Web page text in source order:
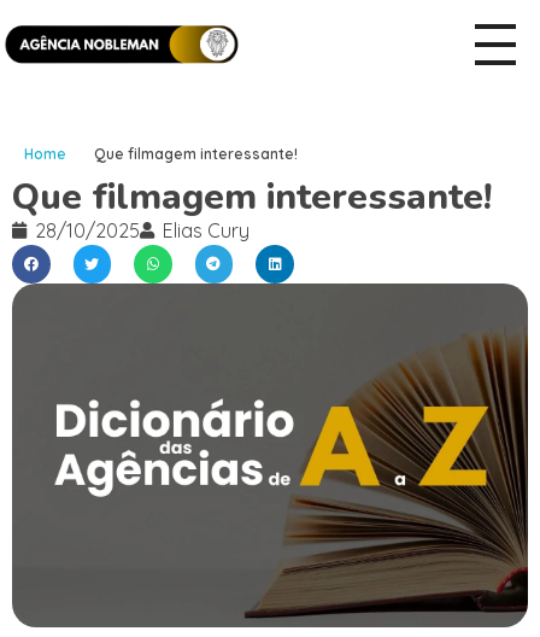
Home Que filmagem interessante!
Que filmagem interessante!
28/10/2025 Elias Cury